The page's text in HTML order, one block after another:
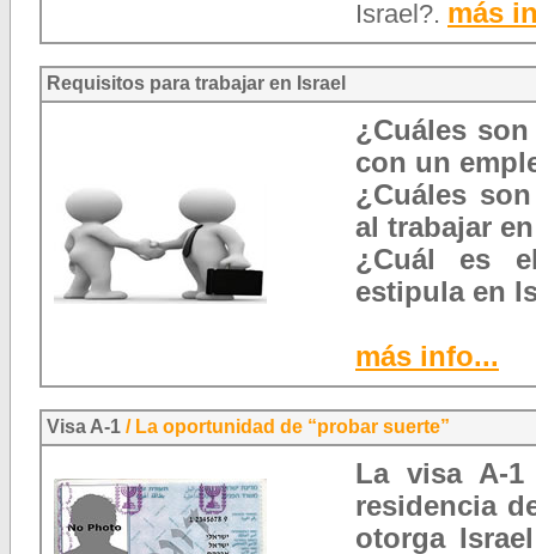
Israel?. más
Requisitos para trabajar en Israel
¿Cuáles
con un
¿Cuáles
al trabajar
¿Cuál es
estipula en
más info...
Visa A-1 / La oportunidad de “probar suerte”
Lavisa A-1
residencia
otorga